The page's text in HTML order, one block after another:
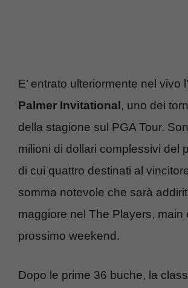
E’ entrato ulteriormente nel vivo l’
Palmer Invitational , uno dei
della stagione sul PGA Tour.
milioni di dollari complessivi del
di cui quattro destinati al
somma notevole che sarà
maggiore nel The Players, main
prossimo weekend.
Dopo le prime 36 buche, la